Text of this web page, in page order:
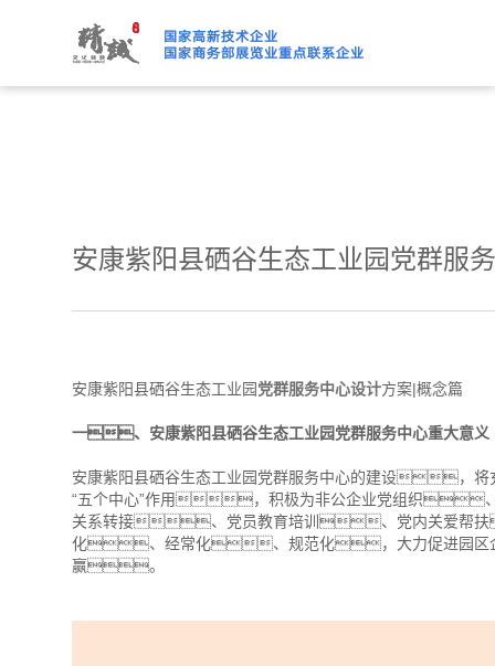
91桃色APP下载免费版,91
安康紫阳县硒谷生态工业园党群服
安康紫阳县硒谷生态工业园党群服务中心设计方案|概念篇
一、安康紫阳县硒谷生态工业园党群服务中心重大意义
安康紫阳县硒谷生态工业园党群服务中心的建设
“五个中心”作用，积极为非公企业党组织
关系转接、党员教育培训、党内关爱帮扶
化、经常化、规范化，大力促进园区企
赢。